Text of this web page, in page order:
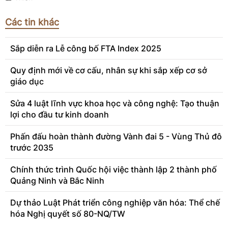
Các tin khác
Sắp diễn ra Lễ công bố FTA Index 2025
Quy định mới về cơ cấu, nhân sự khi sắp xếp cơ sở
giáo dục
Sửa 4 luật lĩnh vực khoa học và công nghệ: Tạo thuận
lợi cho đầu tư kinh doanh
Phấn đấu hoàn thành đường Vành đai 5 - Vùng Thủ đô
trước 2035
Chính thức trình Quốc hội việc thành lập 2 thành phố
Quảng Ninh và Bắc Ninh
Dự thảo Luật Phát triển công nghiệp văn hóa: Thể chế
hóa Nghị quyết số 80-NQ/TW